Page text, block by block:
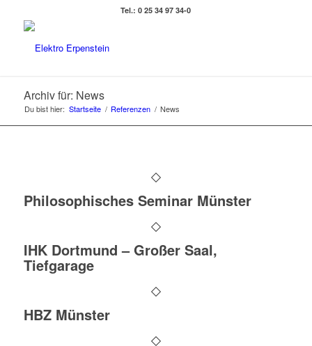
Tel.: 0 25 34 97 34-0
Archiv für: News
Du bist hier: Startseite / Referenzen / News
Philosophisches Seminar Münster
IHK Dortmund – Großer Saal,
Tiefgarage
HBZ Münster